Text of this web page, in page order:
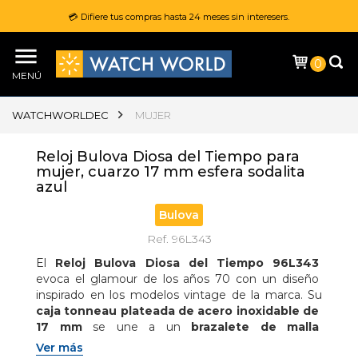
💳 Difiere tus compras hasta 24 meses sin interesers.
MENÚ
0
WATCHWORLDEC MUJER
Reloj Bulova Diosa del Tiempo para
mujer, cuarzo 17 mm esfera sodalita
azul
Bulova
Ref. 96L343
El Reloj Bulova Diosa del Tiempo 96L343
evoca el glamour de los años 70 con un diseño
inspirado en los modelos vintage de la marca. Su
caja tonneau plateada de acero inoxidable de
17 mm se une a un brazalete de malla
texturizada con cierre deslizante ajustable
Ver más